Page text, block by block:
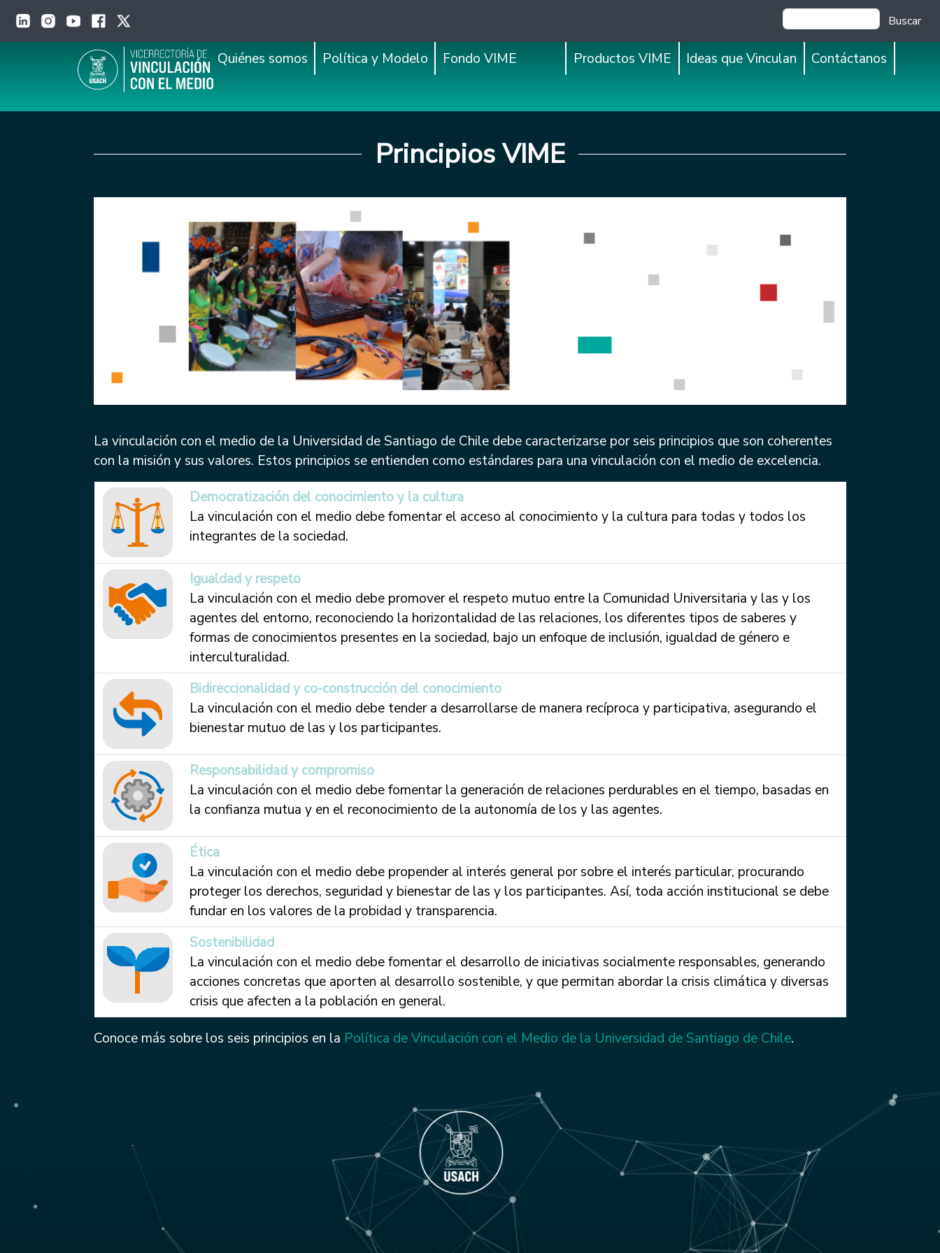
Main navigation
Quiénes somos Política y Modelo Fondo VIME Productos VIME Ideas que Vinculan Contáctanos
Buscar
Principios VIME
La vinculación con el medio de la Universidad de Santiago de Chile debe caracterizarse por seis principios que son coherentes
con la misión y sus valores. Estos principios se entienden como estándares para una vinculación con el medio de excelencia.
Democratización del conocimiento y la cultura
La vinculación con el medio debe fomentar el acceso al conocimiento y la cultura para todas y todos los
integrantes de la sociedad.
Igualdad y respeto
La vinculación con el medio debe promover el respeto mutuo entre la Comunidad Universitaria y las y los
agentes del entorno, reconociendo la horizontalidad de las relaciones, los diferentes tipos de saberes y
formas de conocimientos presentes en la sociedad, bajo un enfoque de inclusión, igualdad de género e
interculturalidad.
Bidireccionalidad y co-construcción del conocimiento
La vinculación con el medio debe tender a desarrollarse de manera recíproca y participativa, asegurando el
bienestar mutuo de las y los participantes.
Responsabilidad y compromiso
La vinculación con el medio debe fomentar la generación de relaciones perdurables en el tiempo, basadas en
la confianza mutua y en el reconocimiento de la autonomía de los y las agentes.
Ética
La vinculación con el medio debe propender al interés general por sobre el interés particular, procurando
proteger los derechos, seguridad y bienestar de las y los participantes. Así, toda acción institucional se debe
fundar en los valores de la probidad y transparencia.
Sostenibilidad
La vinculación con el medio debe fomentar el desarrollo de iniciativas socialmente responsables, generando
acciones concretas que aporten al desarrollo sostenible, y que permitan abordar la crisis climática y diversas
crisis que afecten a la población en general.
Conoce más sobre los seis principios en la Política de Vinculación con el Medio de la Universidad de Santiago de Chile.